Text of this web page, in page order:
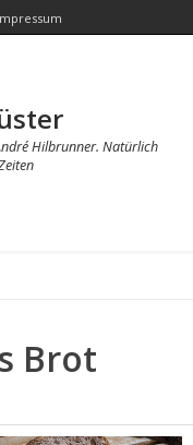
Hilbrunner. Natürlich
Brot